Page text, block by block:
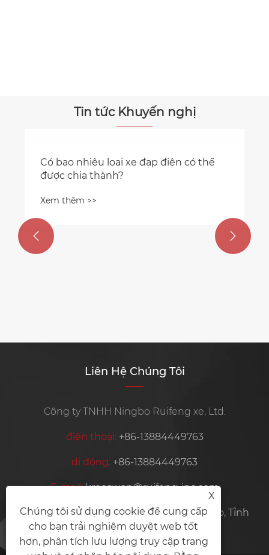
Tin tức Khuyến nghị
Có bao nhiêu loại xe đạp điện có thể
Xem thêm >>
Liên Hệ Chúng Tôi
Công ty TNHH Ningbo Ruifeng xe, Ltd.
điện thoại:+86-13884449763
X
Chúng tôi sử dụng cookie để cung cấp
cho bạn trải nghiệm duyệt web tốt
hơn, phân tích lưu lượng truy cập trang